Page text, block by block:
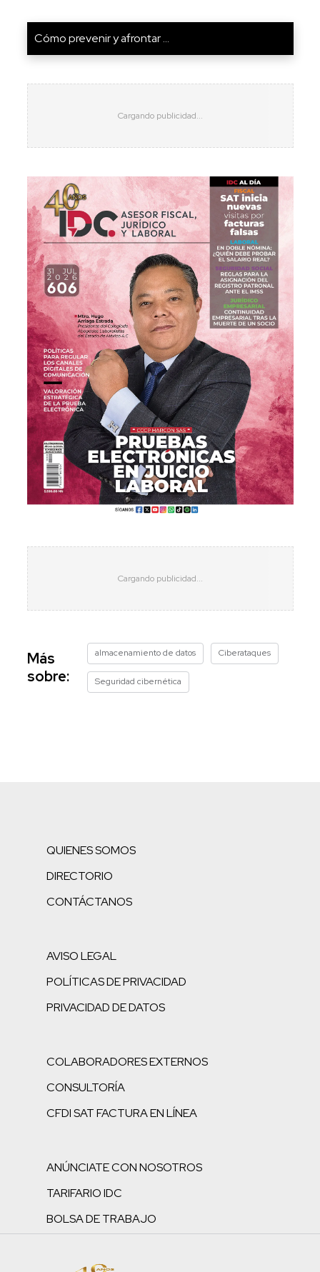
Cómo prevenir y afrontar ...
Más
sobre:
almacenamiento de datos Ciberataques
Seguridad cibernética
QUIENES SOMOS
DIRECTORIO
CONTÁCTANOS
AVISO LEGAL
POLÍTICAS DE PRIVACIDAD
PRIVACIDAD DE DATOS
COLABORADORES EXTERNOS
CONSULTORÍA
CFDI SAT FACTURA EN LÍNEA
ANÚNCIATE CON NOSOTROS
TARIFARIO IDC
BOLSA DE TRABAJO